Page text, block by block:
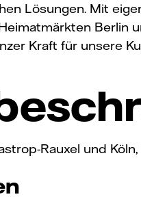
Lösungen. Mit
Berlin
Kraft für unsere
Rauxel und